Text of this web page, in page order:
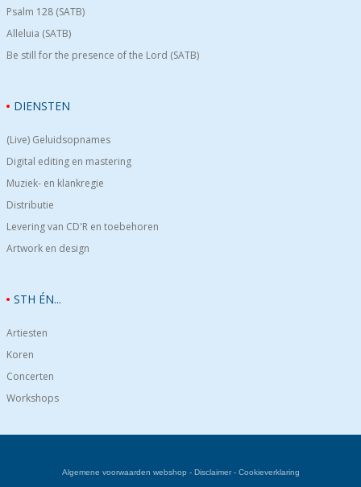
Psalm 128 (SATB)
Alleluia (SATB)
Be still for the presence of the Lord (SATB)
DIENSTEN
(Live) Geluidsopnames
Digital editing en mastering
Muziek- en klankregie
Distributie
Levering van CD'R en toebehoren
Artwork en design
STH ÉN...
Artiesten
Koren
Concerten
Workshops
Algemene voorwaarden webshop - Disclaimer- Cookieverklaring